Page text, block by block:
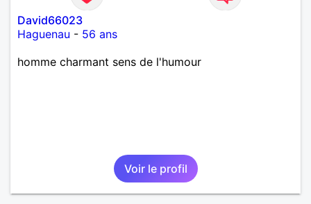
David66023
Haguenau - 56 ans
homme charmant sens de l'humour
Voir le profil